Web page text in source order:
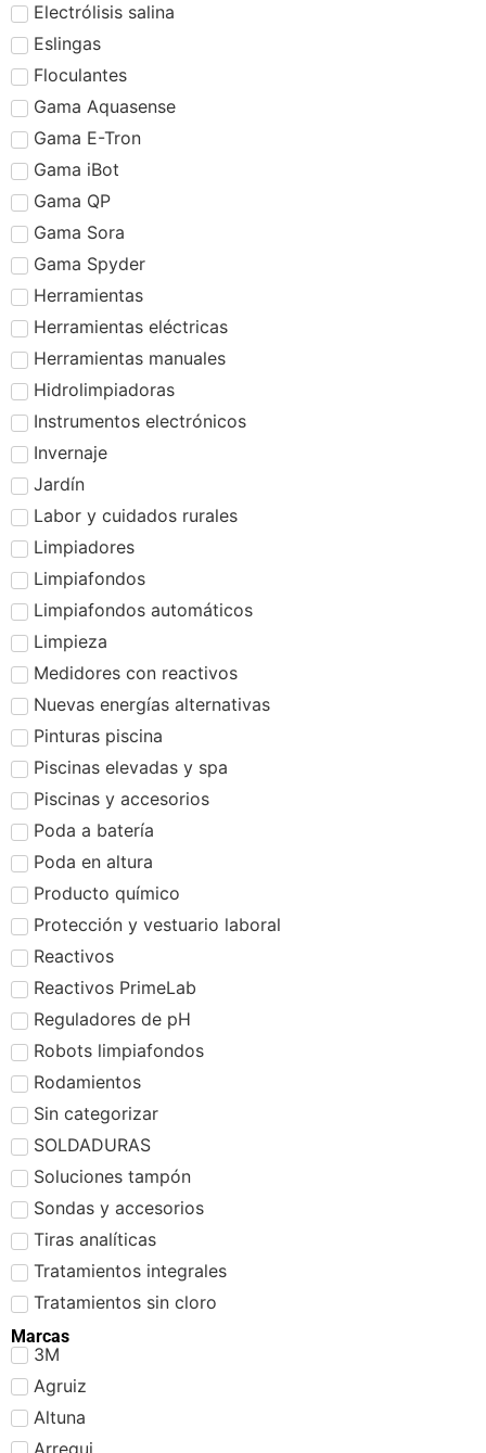
Electrólisis salina
Eslingas
Floculantes
Gama Aquasense
Gama E-Tron
Gama iBot
Gama QP
Gama Sora
Gama Spyder
Herramientas
Herramientas eléctricas
Herramientas manuales
Hidrolimpiadoras
Instrumentos electrónicos
Invernaje
Jardín
Labor y cuidados rurales
Limpiadores
Limpiafondos
Limpiafondos automáticos
Limpieza
Medidores con reactivos
Nuevas energías alternativas
Pinturas piscina
Piscinas elevadas y spa
Piscinas y accesorios
Poda a batería
Poda en altura
Producto químico
Protección y vestuario laboral
Reactivos
Reactivos PrimeLab
Reguladores de pH
Robots limpiafondos
Rodamientos
Sin categorizar
SOLDADURAS
Soluciones tampón
Sondas y accesorios
Tiras analíticas
Tratamientos integrales
Tratamientos sin cloro
Marcas
3M
Agruiz
Altuna
Arregui